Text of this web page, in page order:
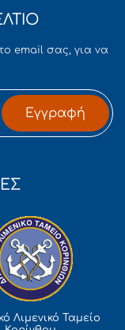
email σας, για να
Εγγραφή
Λιμενικό Ταμείο